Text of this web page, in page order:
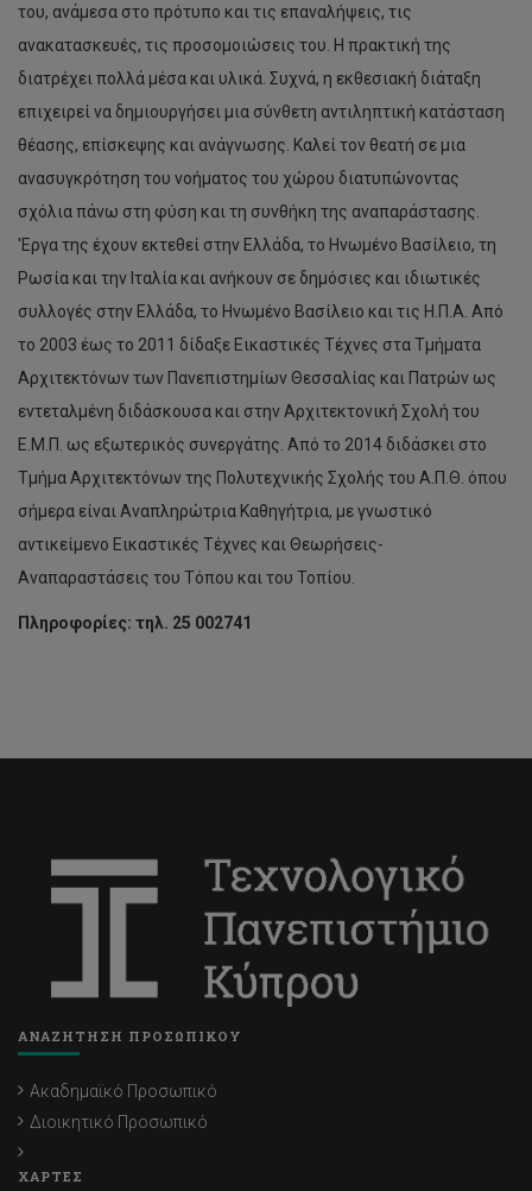
του, ανάμεσα στο πρότυπο και τις επαναλήψεις, τις
ανακατασκευές, τις προσομοιώσεις του. Η πρακτική της
διατρέχει πολλά μέσα και υλικά. Συχνά, η εκθεσιακή διάταξη
επιχειρεί να δημιουργήσει μια σύνθετη αντιληπτική κατάσταση
θέασης, επίσκεψης και ανάγνωσης. Καλεί τον θεατή σε μια
ανασυγκρότηση του νοήματος του χώρου διατυπώνοντας
σχόλια πάνω στη φύση και τη συνθήκη της αναπαράστασης.
'Eργα της έχουν εκτεθεί στην Ελλάδα, το Ηνωμένο Βασίλειο, τη
Ρωσία και την Ιταλία και ανήκουν σε δημόσιες και ιδιωτικές
συλλογές στην Ελλάδα, το Ηνωμένο Βασίλειο και τις Η.Π.Α. Από
το 2003 έως το 2011 δίδαξε Εικαστικές Τέχνες στα Τμήματα
Αρχιτεκτόνων των Πανεπιστημίων Θεσσαλίας και Πατρών ως
εντεταλμένη διδάσκουσα και στην Αρχιτεκτονική Σχολή του
Ε.Μ.Π. ως εξωτερικός συνεργάτης. Από το 2014 διδάσκει στο
Τμήμα Αρχιτεκτόνων της Πολυτεχνικής Σχολής του Α.Π.Θ. όπου
σήμερα είναι Αναπληρώτρια Καθηγήτρια, με γνωστικό
αντικείμενο Εικαστικές Τέχνες και Θεωρήσεις-
Αναπαραστάσεις του Τόπου και του Τοπίου.
Πληροφορίες: τηλ. 25 002741
ΑΝΑΖΗΤΗΣΗ ΠΡΟΣΩΠΙΚΟΥ
Ακαδημαϊκό Προσωπικό
Διοικητικό Προσωπικό
ΧΑΡΤΕΣ